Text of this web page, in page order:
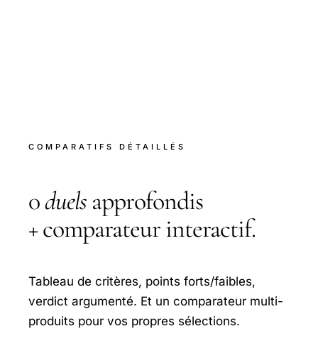
COMPARATIFS DÉTAILLÉS
0duels approfondis
+ comparateur interactif.
Tableau de critères, points forts/faibles,
verdict argumenté. Et un comparateur multi-
produits pour vos propres sélections.